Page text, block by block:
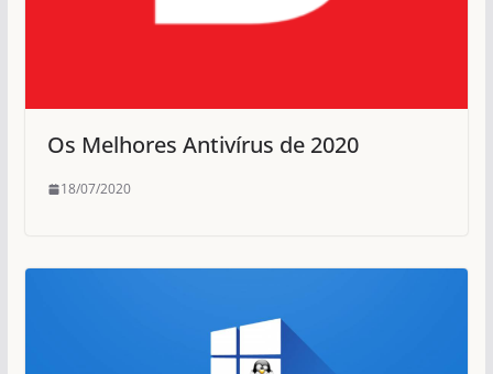
Os Melhores Antivírus de 2020
18/07/2020